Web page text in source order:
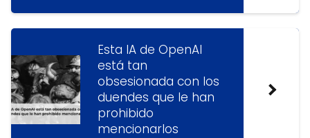
Esta IA de OpenAI
está tan
obsesionada con los
duendes que le han
prohibido
mencionarlos